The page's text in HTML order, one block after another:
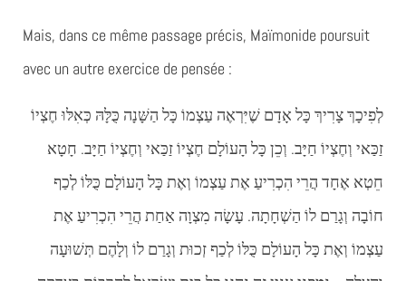
Mais, dans ce même passage précis, Maïmonide poursuit
avec un autre exercice de pensée :
לְפִיכָךְ צָרִיךְ כָּל אָדָם שֶׁיִּרְאֶה עַצְמוֹ כָּל הַשָּׁנָה כֻּלָּהּ כְּאִלּוּ חֶצְיוֹ
זַכַּאי וְחֶצְיוֹ חַיָּב. וְכֵן כָּל הָעוֹלָם חֶצְיוֹ זַכַּאי וְחֶצְיוֹ חַיָּב. חָטָא
חֵטְא אֶחָד הֲרֵי הִכְרִיעַ אֶת עַצְמוֹ וְאֶת כָּל הָעוֹלָם כֻּלּוֹ לְכַף
חוֹבָה וְגָרַם לוֹ הַשְׁחָתָה. עָשָׂה מִצְוָה אַחַת הֲרֵי הִכְרִיעַ אֶת
עַצְמוֹ וְאֶת כָּל הָעוֹלָם כֻּלּוֹ לְכַף זְכוּת וְגָרַם לוֹ וְלָהֶם תְּשׁוּעָה